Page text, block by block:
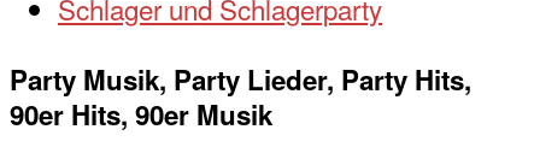
Schlager und Schlagerparty
Party Musik, Party Lieder, Party Hits,
90er Hits, 90er Musik